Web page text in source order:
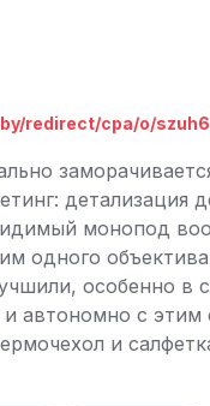
redirect/cpa/o/
детализация
монопод
одного
особенно в
автономно с
и